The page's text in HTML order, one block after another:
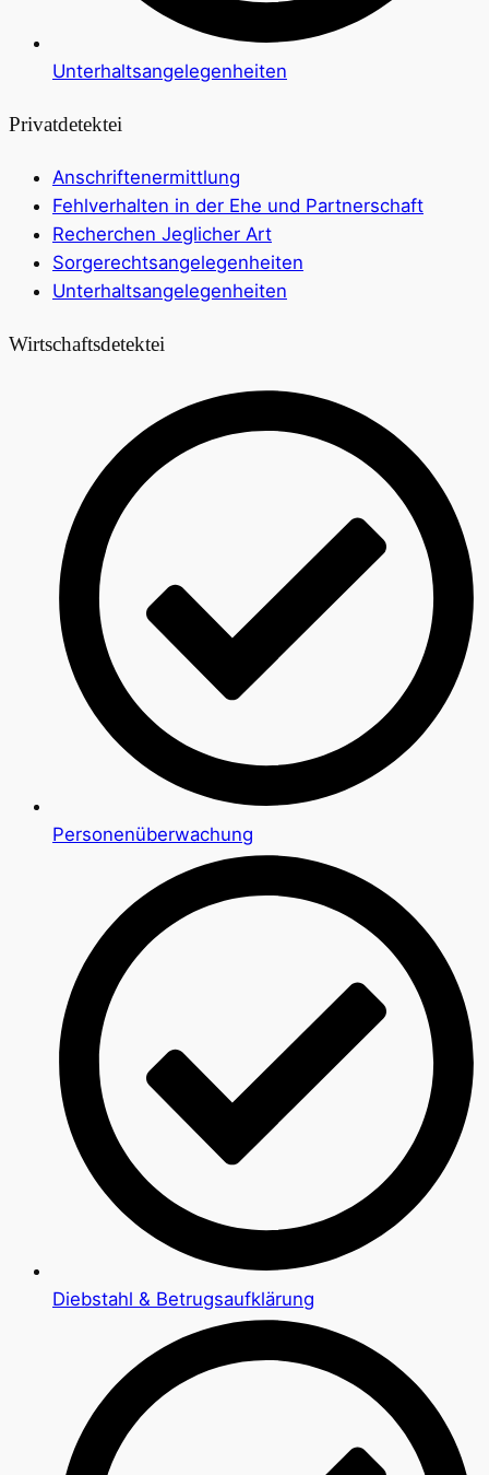
Unterhaltsangelegenheiten
Privatdetektei
Anschriftenermittlung
Fehlverhalten in der Ehe und Partnerschaft
Recherchen Jeglicher Art
Sorgerechtsangelegenheiten
Unterhaltsangelegenheiten
Wirtschaftsdetektei
Personenüberwachung
Diebstahl & Betrugsaufklärung